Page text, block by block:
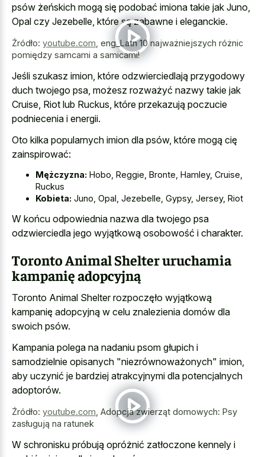
psów żeńskich mogą się podobać imiona takie jak Juno,
Opal czy Jezebelle, które są zabawne i eleganckie.
Źródło: youtube.com eng_Latn 10 najważniejszych różnic
pomiędzy samcami a samicami!
Jeśli szukasz imion, które odzwierciedlają przygodowy
duch twojego psa, możesz rozważyć nazwy takie jak
Cruise, Riot lub Ruckus, które przekazują poczucie
podniecenia i energii.
Oto kilka popularnych imion dla psów, które mogą cię
zainspirować:
Mężczyzna: Hobo, Reggie, Bronte, Hamley, Cruise,
Ruckus
Kobieta: Juno, Opal, Jezebelle, Gypsy, Jersey, Riot
W końcu odpowiednia nazwa dla twojego psa
odzwierciedla jego wyjątkową osobowość i charakter.
Toronto Animal Shelter uruchamia
kampanię adopcyjną
Toronto Animal Shelter rozpoczęło wyjątkową
kampanię adopcyjną w celu znalezienia domów dla
swoich psów.
Kampania polega na nadaniu psom głupich i
samodzielnie opisanych "niezrównoważonych" imion,
aby uczynić je bardziej atrakcyjnymi dla potencjalnych
adoptorów.
Źródło: youtube.com Adopcja zwierząt domowych: Psy
zasługują na ratunek
W schronisku próbują opróżnić zatłoczone kennely i